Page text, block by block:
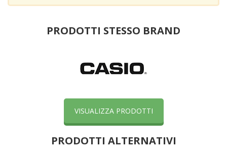
PRODOTTI STESSO BRAND
VISUALIZZA PRODOTTI
PRODOTTI ALTERNATIVI